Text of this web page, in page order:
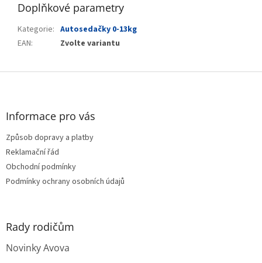
Doplňkové parametry
Kategorie: Autosedačky 0-13kg
EAN: Zvolte variantu
Z
Informace pro vás
Způsob dopravy a platby
Reklamační řád
Obchodní podmínky
Podmínky ochrany osobních údajů
Rady rodičům
Novinky Avova